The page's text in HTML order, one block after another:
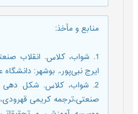
منابع و مأخذ:
1. شواب، کلاس. انقلاب
ایرج نبی‌پور،. بوشهر: دانشگاه
2. شواب، کلاس. شکل دهی
صنعتی،ترجمه کریمی